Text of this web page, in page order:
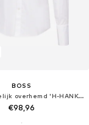
BOSS
Slim fit Zakelijk overhemd 'H-HANK-TUX1'
€98,96